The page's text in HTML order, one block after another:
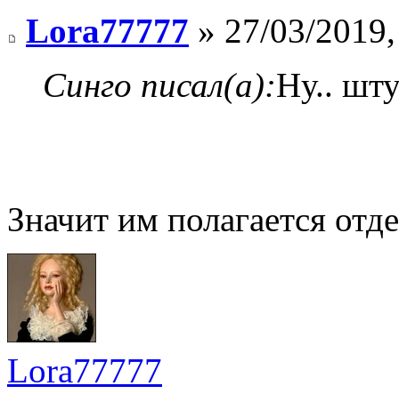
Lora77777 » 27/03/
Синго писал(а):Ну..
Значит им полагается
Lora77777